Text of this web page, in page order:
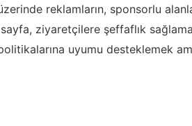
reklamların, sponsorlu
sayfa, ziyaretçilere şeffaflık
uyumu desteklemek